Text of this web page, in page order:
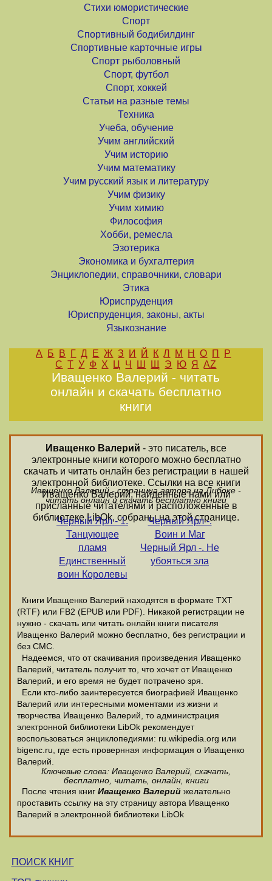
Стихи юмористические
Спорт
Спортивный бодибилдинг
Спортивные карточные игры
Спорт рыболовный
Спорт, футбол
Спорт, хоккей
Статьи на разные темы
Техника
Учеба, обучение
Учим английский
Учим историю
Учим математику
Учим русский язык и литературу
Учим физику
Учим химию
Философия
Хобби, ремесла
Эзотерика
Экономика и бухгалтерия
Энциклопедии, справочники, словари
Этика
Юриспруденция
Юриспруденция, законы, акты
Языкознание
А Б В Г Д Е Ж З И Й К Л М Н О П
Р
С Т У Ф Х Ц Ч Ш Щ Э Ю Я AZ
Иващенко Валерий - читать
онлайн и скачать бесплатно
книги
Иващенко Валерий - это писатель, все
электронные книги которого можно бесплатно
скачать и читать онлайн без регистрации в нашей
электронной библиотеке. Ссылки на все книги
Иващенко Валерий, найденные нами или
присланные читателями и расположенные в
библиотеке LibOk, собраны на этой странице.
Иващенко Валерий - страница автора на Либоке -
читать онлайн и скачать бесплатно книги
Черный Ярл - 1.
Танцующее
пламя
Единственный
воин Королевы
Черный Ярл -.
Воин и Маг
Черный Ярл -. Не
убояться зла
Книги Иващенко Валерий находятся в формате ТХТ
(RTF) или FB2 (EPUB или PDF). Никакой регистрации не
нужно - скачать или читать онлайн книги писателя
Иващенко Валерий можно бесплатно, без регистрации и
без СМС.
Надеемся, что от скачивания произведения Иващенко
Валерий, читатель получит то, что хочет от Иващенко
Валерий, и его время не будет потрачено зря.
Если кто-либо заинтересуется биографией Иващенко
Валерий или интересными моментами из жизни и
творчества Иващенко Валерий, то администрация
электронной библиотеки LibOk рекомендует
воспользоваться энциклопедиями: ru.wikipedia.org или
bigenc.ru, где есть провернная информация о Иващенко
Валерий.
Ключевые слова: Иващенко Валерий, скачать,
бесплатно, читать, онлайн, книги
После чтения книг Иващенко Валерий желательно
проставить ссылку на эту страницу автора Иващенко
Валерий в электронной библиотеки LibOk
ПОИСК КНИГ